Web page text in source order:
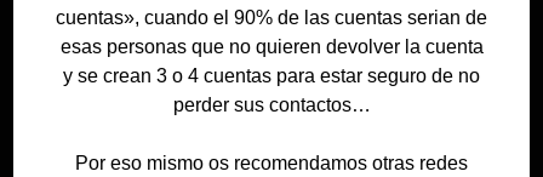
cuentas», cuando el 90% de las cuentas serian de
esas personas que no quieren devolver la cuenta
y se crean 3 o 4 cuentas para estar seguro de no
perder sus contactos…
Por eso mismo os recomendamos otras redes